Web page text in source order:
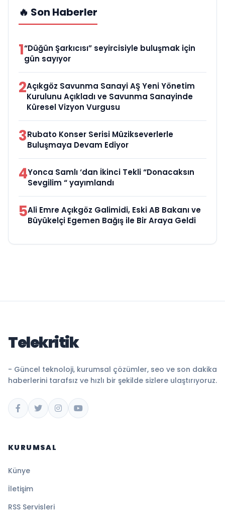
🔥 Son Haberler
1“Düğün Şarkıcısı” seyircisiyle buluşmak için
gün sayıyor
2Açıkgöz Savunma Sanayi AŞ Yeni Yönetim
Kurulunu Açıkladı ve Savunma Sanayinde
Küresel Vizyon Vurgusu
3Rubato Konser Serisi Müzikseverlerle
Buluşmaya Devam Ediyor
4Yonca Samlı ‘dan İkinci Tekli “Donacaksın
Sevgilim “ yayımlandı
5Ali Emre Açıkgöz Galimidi, Eski AB Bakanı ve
Büyükelçi Egemen Bağış ile Bir Araya Geldi
Telekritik
- Güncel teknoloji, kurumsal çözümler, seo ve son dakika
haberlerini tarafsız ve hızlı bir şekilde sizlere ulaştırıyoruz.
KURUMSAL
Künye
İletişim
RSS Servisleri